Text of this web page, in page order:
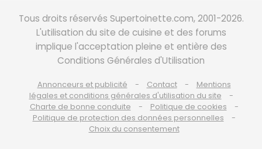
Tous droits réservés Supertoinette.com, 2001-2026.
L'utilisation du site de cuisine et des forums
implique l'acceptation pleine et entière des
Conditions Générales d'Utilisation
Annonceurs et publicité Contact
Mentions
légales et conditions générales d'utilisation du site
Charte de bonne conduite
Politique de cookies
Politique de protection des données personnelles
Choix du consentement